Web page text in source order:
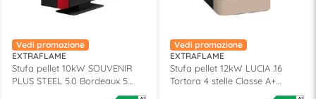
Vedi promozione
EXTRAFLAME
Stufa pellet 10kW SOUVENIR
PLUS STEEL 5.0 Bordeaux 5
Vedi promozione
EXTRAFLAME
Stufa pellet 12kW LUCIA .16
Tortora 4 stelle Classe A+